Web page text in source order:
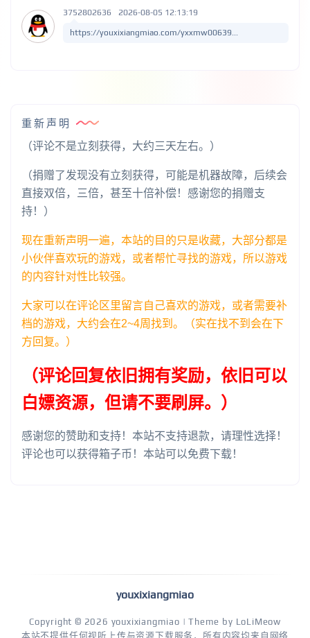
3752802636 2026-08-05 12:13:19
https://youxixiangmiao.com/yxxmw00639...
重新声明
（评论不是立刻获得，大约三天左右。）
（捐赠了发现没有立刻获得，可能是机器故障，后续会
直接双倍，三倍，甚至十倍补偿！感谢您的捐赠支
持！）
现在重新声明一遍，本站的目的只是收藏，大部分都是
小伙伴喜欢玩的游戏，或者帮忙寻找的游戏，所以游戏
的内容针对性比较强。
大家可以在评论区里留言自己喜欢的游戏，或者需要补
档的游戏，大约会在2~4周找到。（实在找不到会在下
方回复。）
（评论回复依旧拥有奖励，依旧可以
白嫖资源，但请不要刷屏。）
感谢您的赞助和支持！本站不支持退款，请理性选择！
评论也可以获得箱子币！本站可以免费下载！
youxixiangmiao
Copyright © 2026 youxixiangmiao | Theme by LoLiMeow
本站不提供任何视听上传与资源下载服务，所有内容均来自网络